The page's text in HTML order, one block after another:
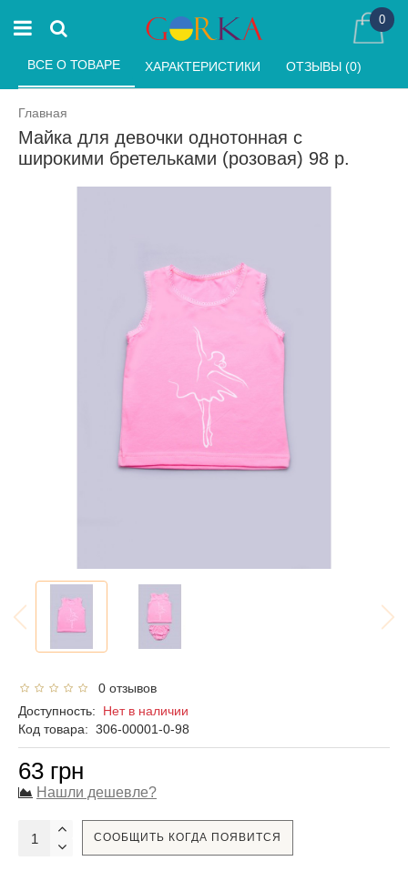
0
Главная
Майка для девочки однотонная с
широкими бретельками (розовая) 98 р.
ВСЕ О ТОВАРЕ ХАРАКТЕРИСТИКИ ОТЗЫВЫ (0)
0 отзывов
Доступность: Нет в наличии
Код товара: 306-00001-0-98
63 грн
Нашли дешевле?
СООБЩИТЬ КОГДА ПОЯВИТСЯ